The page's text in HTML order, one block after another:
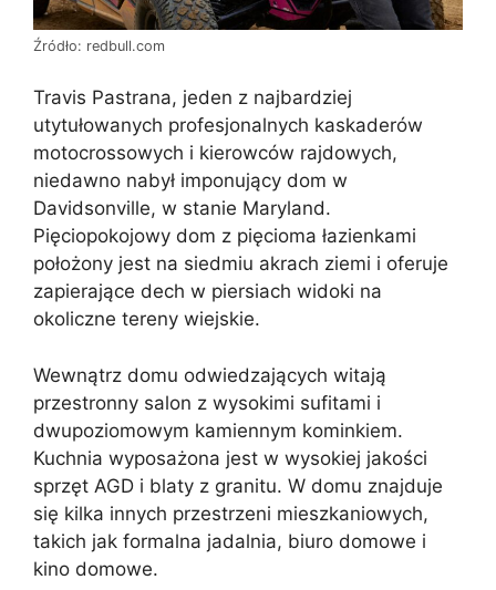
Źródło: redbull.com
Travis Pastrana, jeden z najbardziej
utytułowanych profesjonalnych kaskaderów
motocrossowych i kierowców rajdowych,
niedawno nabył imponujący dom w
Davidsonville, w stanie Maryland.
Pięciopokojowy dom z pięcioma łazienkami
położony jest na siedmiu akrach ziemi i oferuje
zapierające dech w piersiach widoki na
okoliczne tereny wiejskie.
Wewnątrz domu odwiedzających witają
przestronny salon z wysokimi sufitami i
dwupoziomowym kamiennym kominkiem.
Kuchnia wyposażona jest w wysokiej jakości
sprzęt AGD i blaty z granitu. W domu znajduje
się kilka innych przestrzeni mieszkaniowych,
takich jak formalna jadalnia, biuro domowe i
kino domowe.